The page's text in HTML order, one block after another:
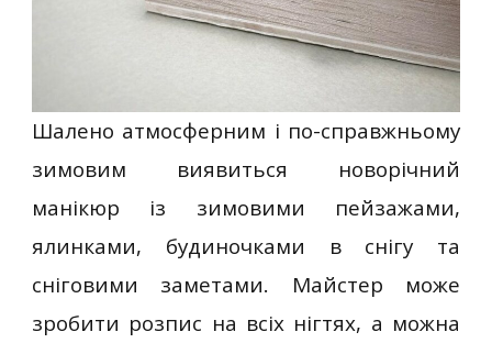
Шалено атмосферним і по-справжньому
зимовим виявиться новорічний
манікюр із зимовими пейзажами,
ялинками, будиночками в снігу та
сніговими заметами. Майстер може
зробити розпис на всіх нігтях, а можна